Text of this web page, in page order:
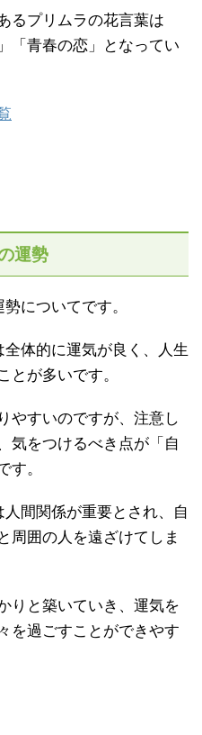
るプリムラの花言葉は
「青春の恋」となってい
運勢
についてです。
体的に運気が良く、人生
とが多いです。
やすいのですが、注意し
気をつけるべき点が「自
す。
間関係が重要とされ、自
周囲の人を遠ざけてしま
りと築いていき、運気を
を過ごすことができやす